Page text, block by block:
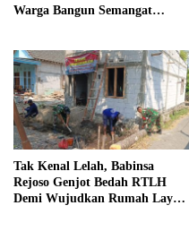
Warga Bangun Semangat
Tak Kenal Lelah, Babinsa
Rejoso Genjot Bedah RTLH
Demi Wujudkan Rumah Layak